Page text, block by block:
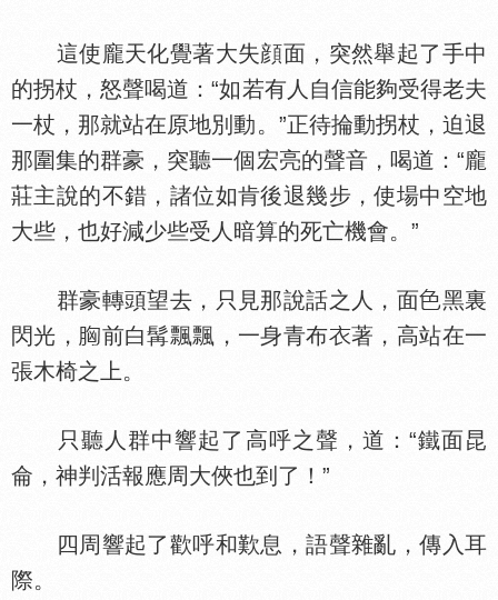
這使龐天化覺著大失顔面，突然舉起了手中
的拐杖，怒聲喝道：“如若有人自信能夠受得老夫
一杖，那就站在原地別動。”正待掄動拐杖，迫退
那圍集的群豪，突聽一個宏亮的聲音，喝道：“龐
莊主說的不錯，諸位如肯後退幾步，使場中空地
大些，也好減少些受人暗算的死亡機會。”
群豪轉頭望去，只見那說話之人，面
黑裏
閃光，
前白髯飄飄，一身青布
著，高站在一
張木椅之上。
只聽人群中響起了高呼之聲，道：“鐵面昆
侖，神判活報應周大俠也到了！”
四周響起了歡呼和歎息，語聲雜亂，傳入耳
際。